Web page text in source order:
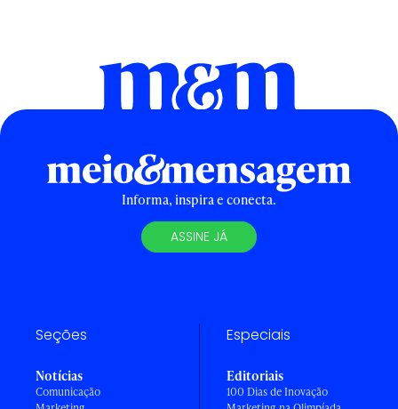
Informa, inspira e conecta.
ASSINE JÁ
Seções
Notícias
Comunicação
Especiais
Editoriais
100 Dias de Inovação